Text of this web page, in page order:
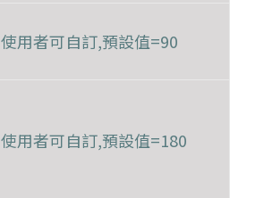
使用者可自訂,預設值=90
使用者可自訂,預設值=180